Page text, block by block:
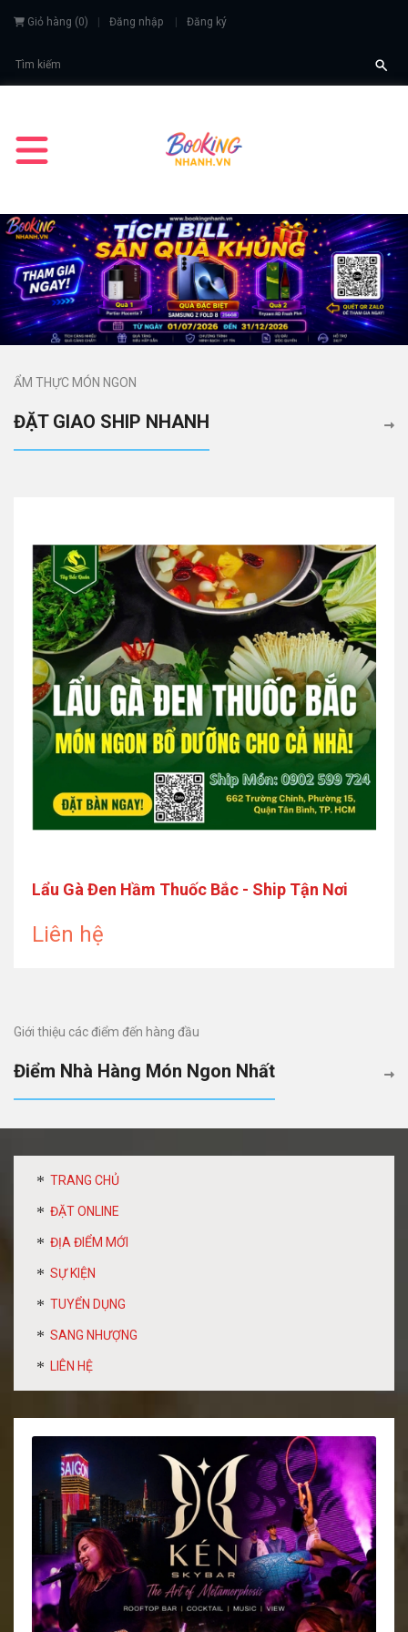
Giỏ hàng (0) Đăng nhập Đăng ký
ẨM THỰC MÓN NGON
ĐẶT GIAO SHIP NHANH
Lẩu Gà Đen Hầm Thuốc Bắc - Ship Tận Nơi
Liên hệ
Giới thiệu các điểm đến hàng đầu
Điểm Nhà Hàng Món Ngon Nhất
TRANG CHỦ
ĐẶT ONLINE
ĐỊA ĐIỂM MỚI
SỰ KIỆN
TUYỂN DỤNG
SANG NHƯỢNG
LIÊN HỆ